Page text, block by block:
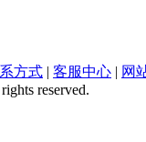
方式 | 客服中心 | 网
reserved.